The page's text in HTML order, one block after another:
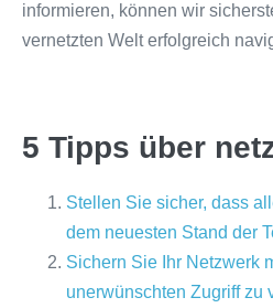
informieren, können wir
vernetzten Welt erfolgreich
5 Tipps über
Stellen Sie sicher, dass
dem neuesten Stand der
Sichern Sie Ihr Netzwerk
unerwünschten Zugriff zu